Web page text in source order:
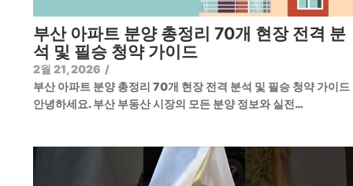
부산 아파트 분양 총정리 70개 현장 전격 분
석 및 필승 청약 가이드
2월 21, 2026 /
부산 아파트 분양 총정리 70개 현장 전격 분석 및 필승 청약 가이
안녕하세요. 부산 부동산 시장의 모든 분양 정보와 실전…